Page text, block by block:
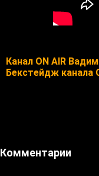
Канал ON AIR
Бекстейдж канала
Комментарии